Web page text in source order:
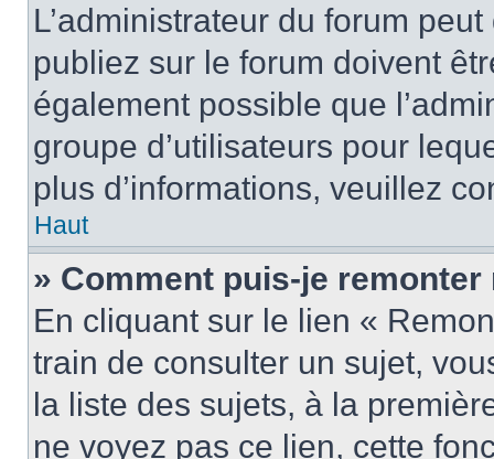
L’administrateur du forum
publiez sur le forum doivent
également possible que
groupe d’utilisateurs pour
plus d’informations, veuillez
Haut
» Comment puis-je
En cliquant sur le lien «
train de consulter un sujet,
la liste des sujets, à la
ne voyez pas ce lien, cette